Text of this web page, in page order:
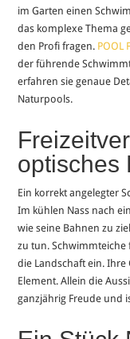
im Garten einen
das komplexe Thema
den Profi fragen. POOL
der führende
erfahren sie genaue
Naturpools.
optisches
Ein korrekt angelegter
Im kühlen Nass nach
wie seine Bahnen zu
zu tun.
die Landschaft ein.
Element. Allein die
ganzjährig Freude und